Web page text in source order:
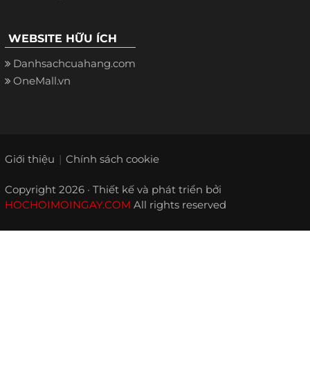
WEBSITE HỮU ÍCH
Danhsachcuahang.com
OneMall.vn
Giới thiệu Chính sách cookie
Copyright 2026 · Thiết kế và phát triển bởi
HOCHOIMOINGAY.COM All rights reserved